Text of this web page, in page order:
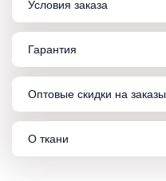
Условия заказа
Гарантия
Оптовые скидки на заказы
О ткани